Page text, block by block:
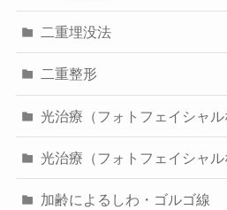
二重埋没法
二重整形
光治療（フォトフェイシャル
光治療（フォトフェイシャル
加齢によるしわ・ゴルゴ線